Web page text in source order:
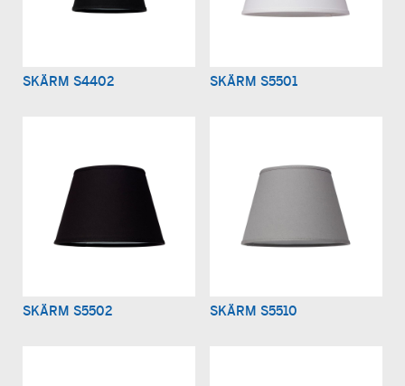
SKÄRM S4402 SKÄRM S5501
SKÄRM S5502 SKÄRM S5510